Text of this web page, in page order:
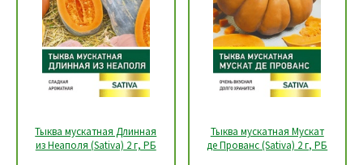
Тыква мускатная Длинная
из Неаполя (Sativa) 2 г, РБ
Тыква мускатная Мускат
де Прованс (Sativa) 2 г, РБ